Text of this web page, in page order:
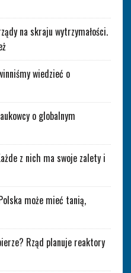
na skraju wytrzymałości.
wiedzieć o
o globalnym
z nich ma swoje zalety i
może mieć tanią,
Rząd planuje reaktory